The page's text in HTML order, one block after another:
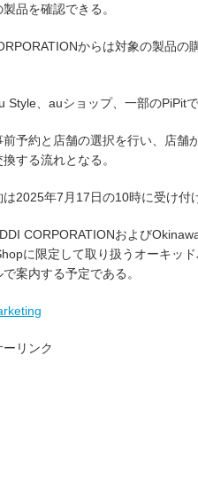
品を確認できる。
からは対象の製品
Style、auショップ、一部のPiPitで
前予約と店舗の選択を行い、店舗
する流れとなる。
2025年7月17日の10時に受け付
CORPORATIONおよび
に限定して取り扱うオーキッ
案内する予定である。
ーリンク